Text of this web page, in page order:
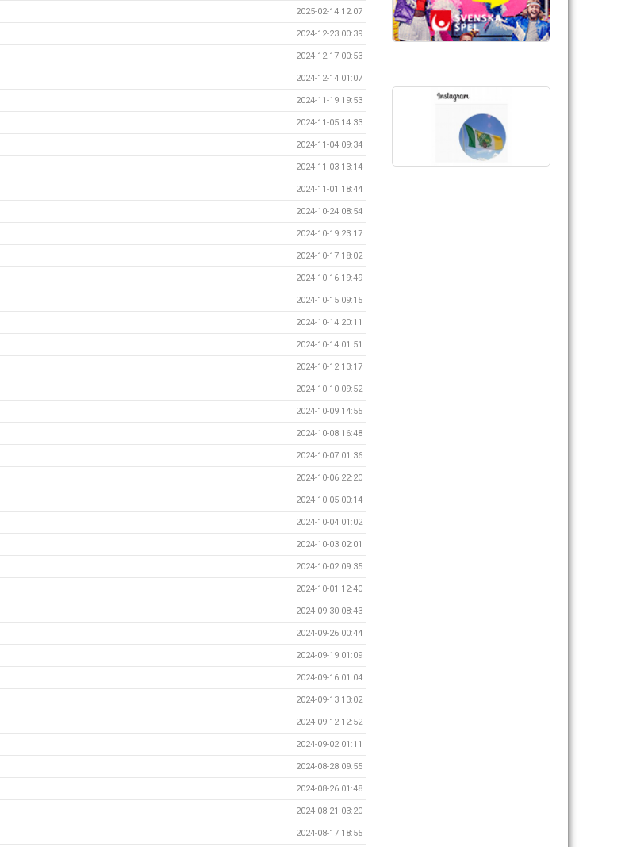
2025-02-14 12:07
2024-12-23 00:39
2024-12-17 00:53
2024-12-14 01:07
2024-11-19 19:53
2024-11-05 14:33
2024-11-04 09:34
2024-11-03 13:14
2024-11-01 18:44
2024-10-24 08:54
2024-10-19 23:17
2024-10-17 18:02
2024-10-16 19:49
2024-10-15 09:15
2024-10-14 20:11
2024-10-14 01:51
2024-10-12 13:17
2024-10-10 09:52
2024-10-09 14:55
2024-10-08 16:48
2024-10-07 01:36
2024-10-06 22:20
2024-10-05 00:14
2024-10-04 01:02
2024-10-03 02:01
2024-10-02 09:35
2024-10-01 12:40
2024-09-30 08:43
2024-09-26 00:44
2024-09-19 01:09
2024-09-16 01:04
2024-09-13 13:02
2024-09-12 12:52
2024-09-02 01:11
2024-08-28 09:55
2024-08-26 01:48
2024-08-21 03:20
2024-08-17 18:55